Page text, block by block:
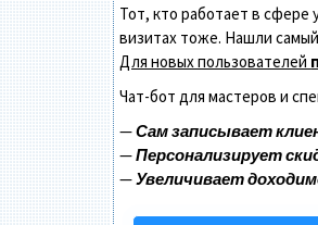
КРОШКИ)
Тот, кто работает в сфере
визитах тоже. Нашли
Для новых пользователей
Чат-бот для мастеров и
—Сам записывает
—Персонализирует
—Увеличивает